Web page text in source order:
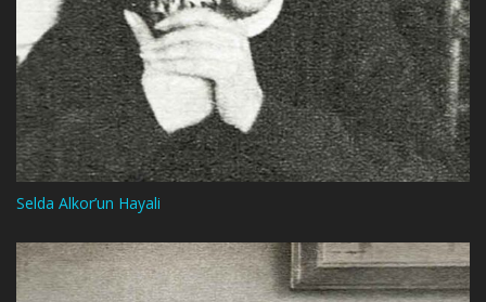
Selda Alkor’un Hayali